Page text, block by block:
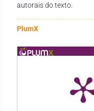
autorais do texto.
PlumX